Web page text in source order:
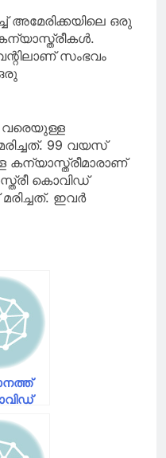
അമേരിക്കയിലെ ഒരു
സംഭവം
വരെയുള്ള
99 വയസ്
കൊവിഡ്
ഇവര്‍